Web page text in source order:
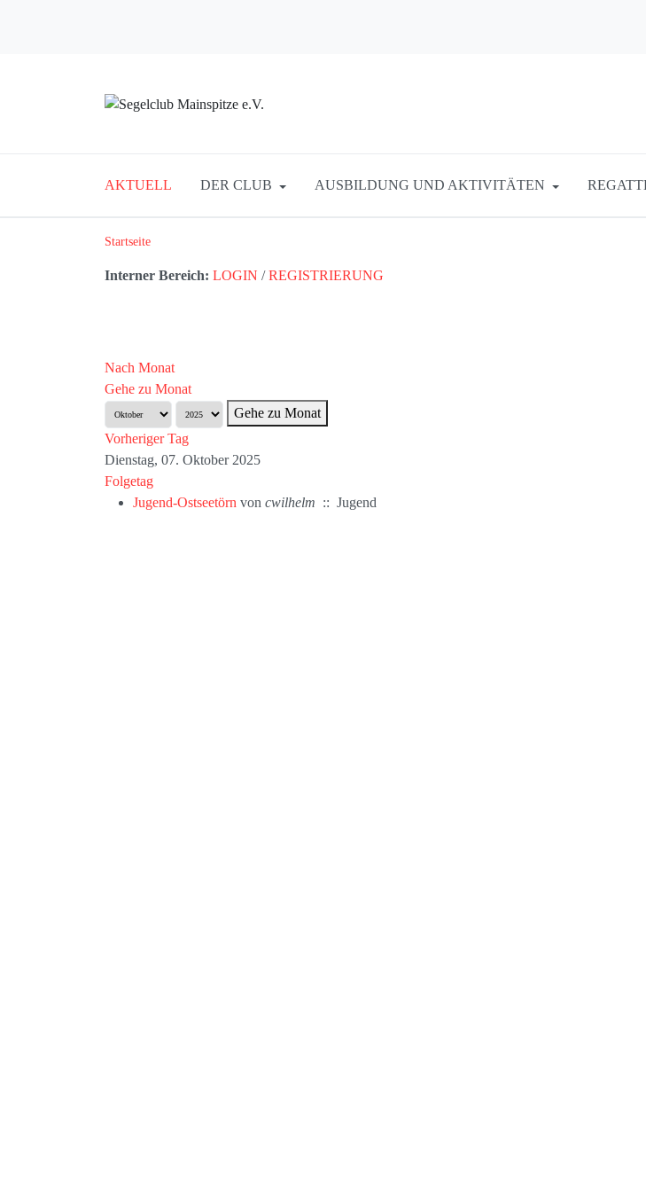
AKTUELL DER CLUB AUSBILDUNG UND AKTIVITÄTEN
Startseite
Interner Bereich: LOGIN /REGISTRIERUNG
Nach Monat
Gehe zu Monat
Gehe zu Monat
Vorheriger Tag
Dienstag, 07. Oktober 2025
Folgetag
Jugend-Ostseetörn von cwilhelm :: Jugend